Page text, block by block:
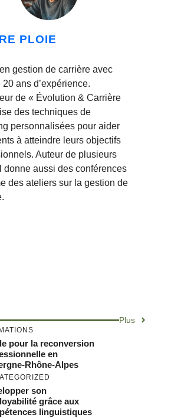
PLOIE
gestion de carrière avec
20 ans d’expérience.
de « Évolution & Carrière
des techniques de
personnalisées pour aider
à atteindre leurs objectifs
Auteur de plusieurs
donne aussi des conférences
des ateliers sur la gestion de
Plus
pour la reconversion
en
Rhône-Alpes
son
grâce aux
linguistiques